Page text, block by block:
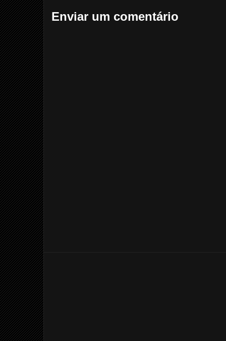
Enviar um comentário